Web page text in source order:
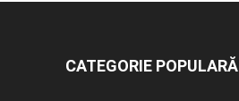
CATEGORIE POPULARĂ